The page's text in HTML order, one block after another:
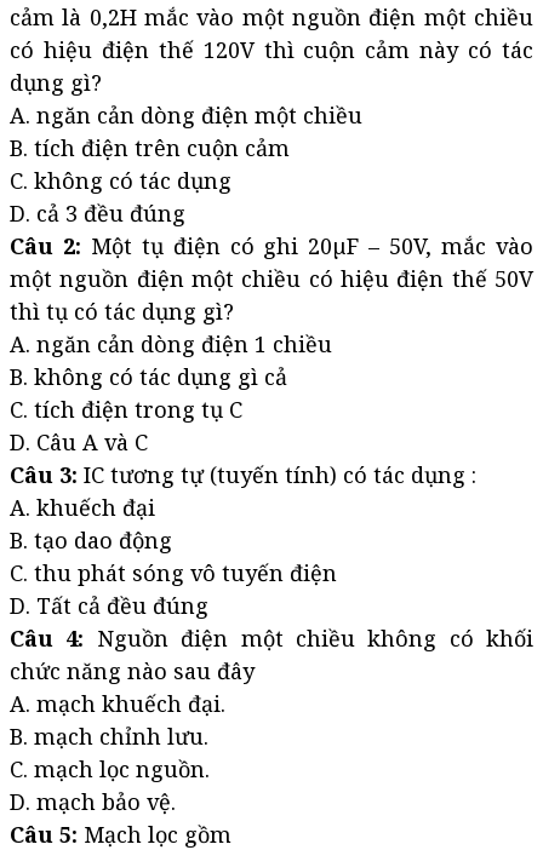
cảm là 0,2H mắc vào một nguồn điện một chiều
có hiệu điện thế 120V thì cuộn cảm này có tác
dụng gì?
A. ngăn cản dòng điện một chiều
B. tích điện trên cuộn cảm
C. không có tác dụng
D. cả 3 đều đúng
Câu 2: Một tụ điện có ghi 20µF – 50V, mắc vào
một nguồn điện một chiều có hiệu điện thế 50V
thì tụ có tác dụng gì?
A. ngăn cản dòng điện 1 chiều
B. không có tác dụng gì cả
C. tích điện trong tụ C
D. Câu A và C
Câu 3: IC tương tự (tuyến tính) có tác dụng :
A. khuếch đại
B. tạo dao động
C. thu phát sóng vô tuyến điện
D. Tất cả đều đúng
Câu 4: Nguồn điện một chiều không có khối
chức năng nào sau đây
A. mạch khuếch đại.
B. mạch chỉnh lưu.
C. mạch lọc nguồn.
D. mạch bảo vệ.
Câu 5: Mạch lọc gồm